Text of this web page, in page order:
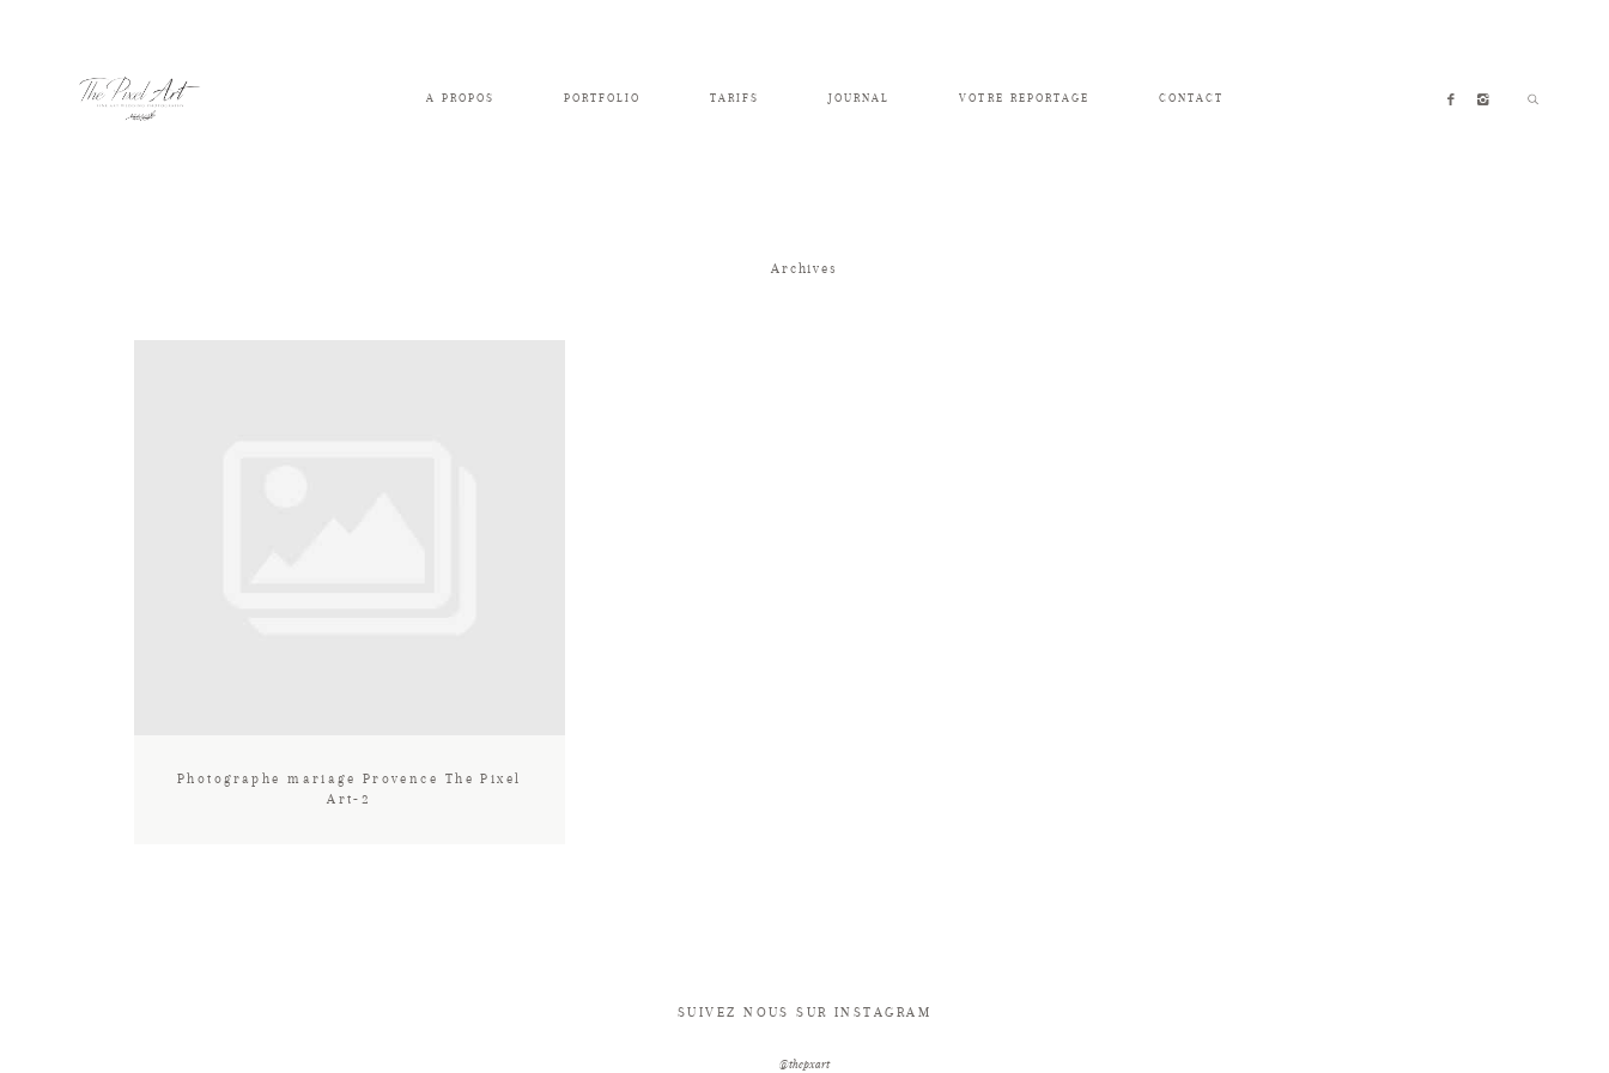
A PROPOS PORTFOLIO TARIFS JOURNAL VOTRE REPORTAGE CONTACT
Archives
Photographe mariage Provence The Pixel
Art-2
SUIVEZ NOUS SUR INSTAGRAM
@thepxart